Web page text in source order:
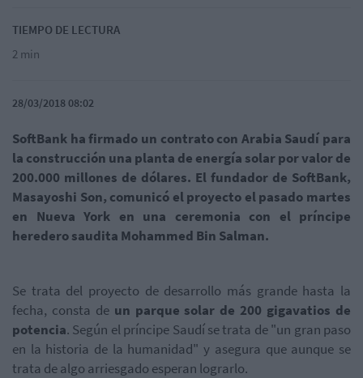
TIEMPO DE LECTURA
2 min
28/03/2018 08:02
SoftBank ha firmado un contrato con Arabia Saudí para
la construcción una planta de energía solar por valor de
200.000 millones de dólares. El fundador de SoftBank,
Masayoshi Son, comunicó el proyecto el pasado martes
en Nueva York en una ceremonia con el príncipe
heredero saudita Mohammed Bin Salman.
Se trata del proyecto de desarrollo más grande hasta la
fecha, consta deun parque solar de 200 gigavatios de
potencia. Según el príncipe Saudí se trata de "un gran paso
en la historia de la humanidad" y asegura que aunque se
trata de algo arriesgado esperan lograrlo.